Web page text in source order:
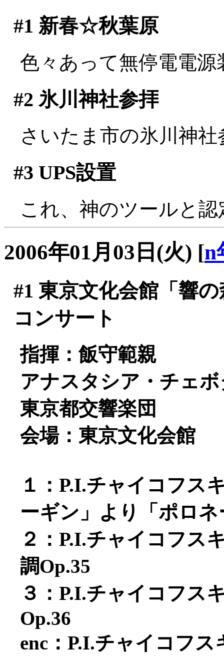
#1 新春☆秋葉原
色々あって無停電電源
#2 氷川神社参拝
さいたま市の氷川神社
#3 UPS設置
これ、神のツールと認
2006年01月03日(火) [n
#1 東京文化会館「響
コンサート
指揮：飯守範親
アナスタシア・チェ
東京都交響楽団
会場：東京文化会館
１：P.I.チャイコフ
ーギン」より「ポロネ
２：P.I.チャイコフ
調Op.35
３：P.I.チャイコフス
Op.36
enc：P.I.チャイコフ